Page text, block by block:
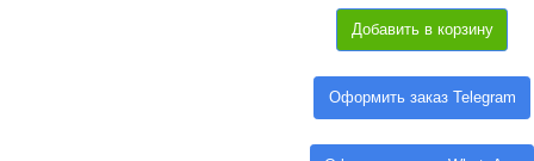
Добавить в корзину
Оформить заказ Telegram